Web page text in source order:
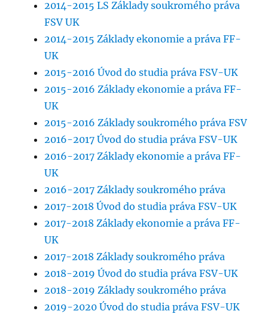
2014-2015 LS Základy soukromého práva
FSV UK
2014-2015 Základy ekonomie a práva FF-
UK
2015-2016 Úvod do studia práva FSV-UK
2015-2016 Základy ekonomie a práva FF-
UK
2015-2016 Základy soukromého práva FSV
2016-2017 Úvod do studia práva FSV-UK
2016-2017 Základy ekonomie a práva FF-
UK
2016-2017 Základy soukromého práva
2017-2018 Úvod do studia práva FSV-UK
2017-2018 Základy ekonomie a práva FF-
UK
2017-2018 Základy soukromého práva
2018-2019 Úvod do studia práva FSV-UK
2018-2019 Základy soukromého práva
2019-2020 Úvod do studia práva FSV-UK